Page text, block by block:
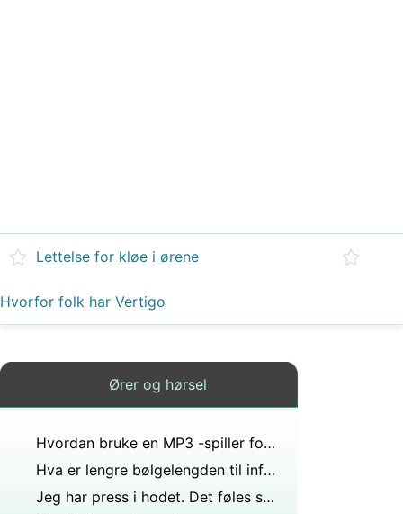
Lettelse for kløe i ørene
Hvorfor folk har Vertigo
Ører og hørsel
Hvordan bruke en MP3 -spiller for Tinnitus Tilvenning
Hva er lengre bølgelengden til infralyd eller ultralyd?
Jeg har press i hodet. Det føles som å være under vann og ørene føles tette, noe som påvirker hørselen tydelig.?